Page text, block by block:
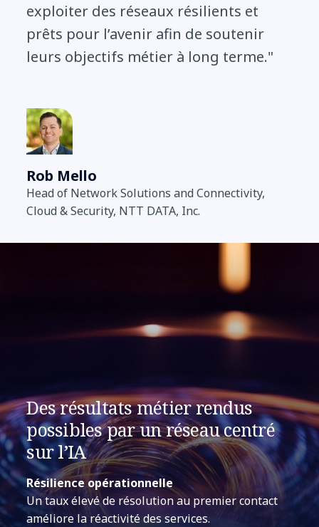
exploiter des réseaux résilients et
prêts pour l’avenir afin de soutenir
leurs objectifs métier à long terme."
Rob Mello
Head of Network Solutions and Connectivity,
Cloud & Security, NTT DATA, Inc.
Des résultats métier rendus
possibles par un réseau centré
sur l’IA
Résilience opérationnelle
Un taux élevé de résolution au premier contact
améliore la réactivité des services.